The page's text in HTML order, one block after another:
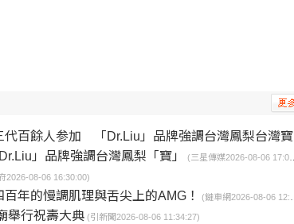
代百餘人参加 「Dr.Liu」品牌強調台灣鳳梨台灣寶
」品牌強調台灣鳳梨「寶」 (三星傳媒2026-08-06 17:02:28)
2026-08-06 16:30:00)
年的慢調肌理與舌尖上的AMG！ (鏈車網2026-08-06 12:30:04)
舉行祝壽大典 (引新聞2026-08-06 11:34:27)